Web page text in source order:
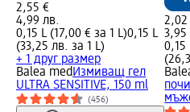
2,55 €
4,99 лв.
0,15 L (17,00 € за 1 L)0,15 L
(33,25 лв. за 1 L)
+ 1 друг размер
Balea medИзмиващ гел
ULTRA SENSITIVE, 150 ml
(456)
2,02
3,95
0,15